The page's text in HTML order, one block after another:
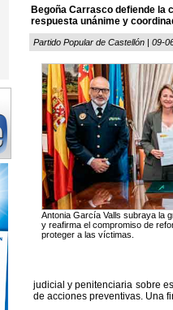
Begoña Carrasco defiende la
respuesta unánime y
Partido Popular de Castellón | 09-
Antonia García Valls subraya la
y reafirma el compromiso de
proteger a las víctimas.
judicial y penitenciaria sobre
de acciones preventivas. Una